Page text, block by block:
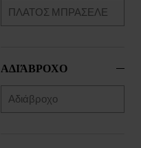
ΑΔΙΆΒΡΟΧΟ